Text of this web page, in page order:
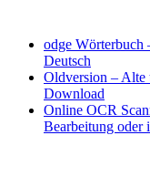
odge Wörterbuch
Deutsch
Oldversion – Alte
Download
Online OCR
Bearbeitung oder